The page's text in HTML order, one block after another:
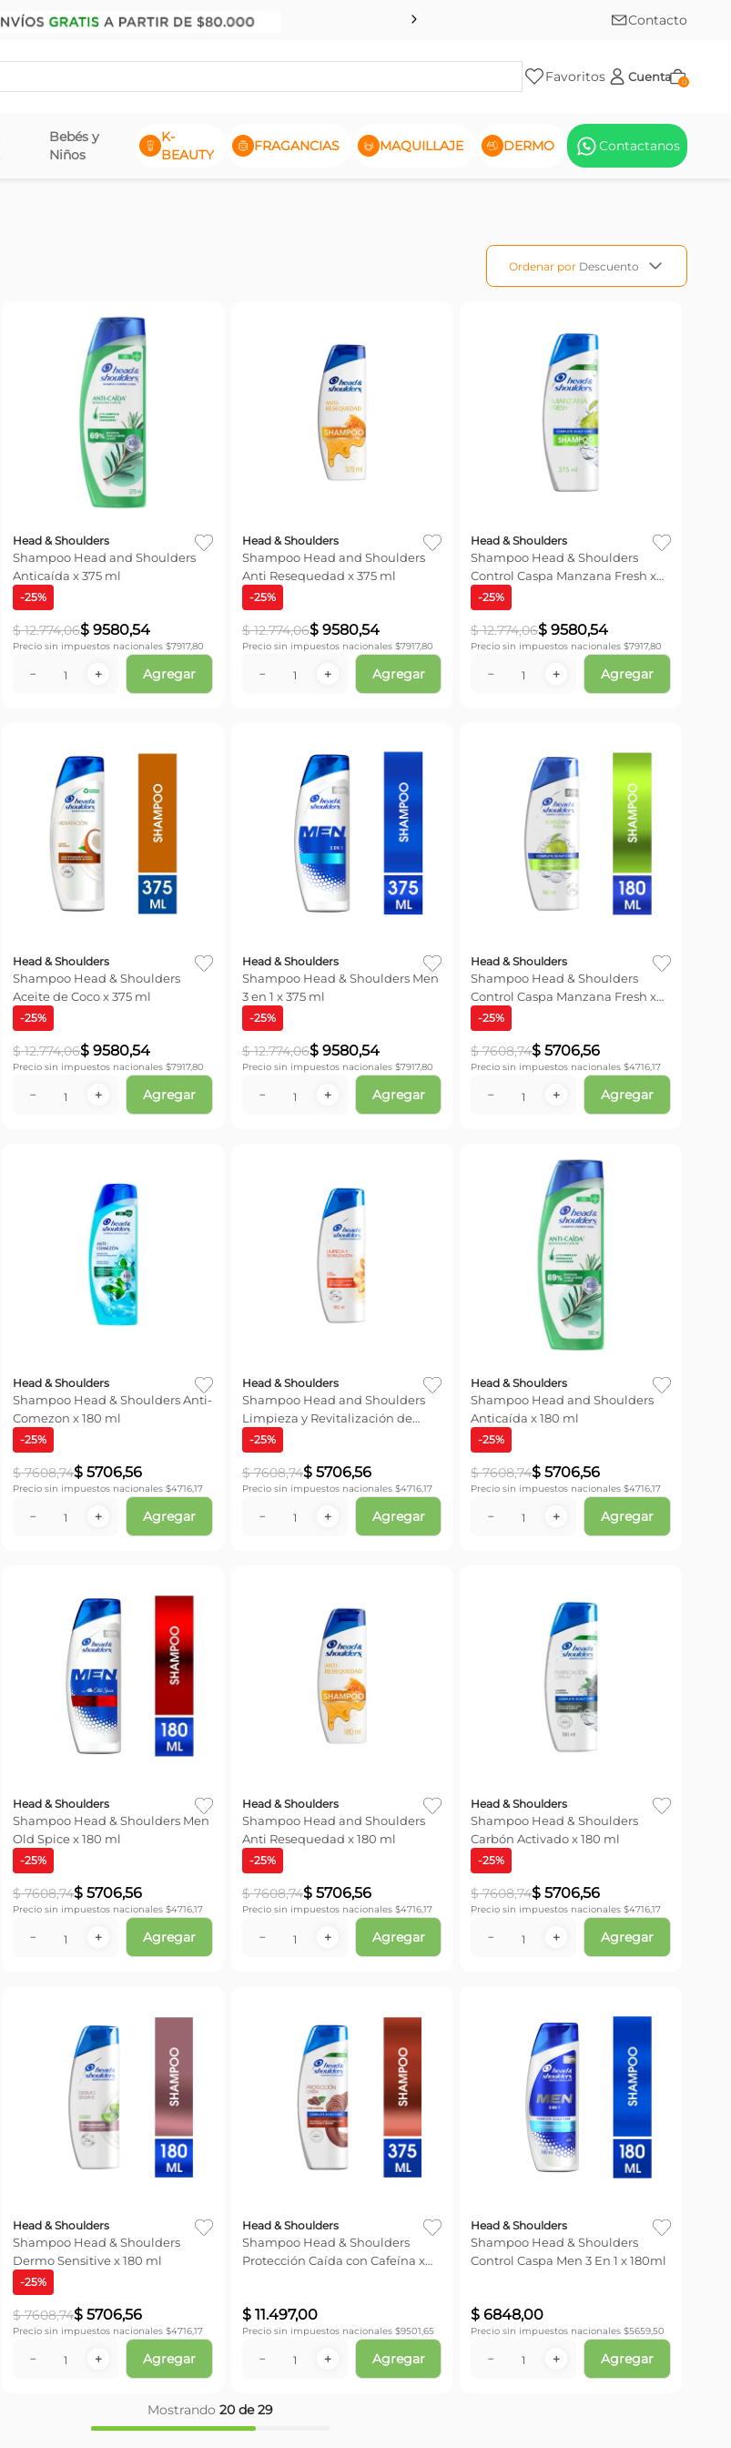
Contacto
Favoritos Cuenta 0
Bebés y
Niños
K-
BEAUTY
FRAGANCIAS MAQUILLAJE DERMO Contactanos
Ordenar por Descuento
Head & Shoulders
Shampoo Head and Shoulders
Anticaída x 375 ml
-25%
$ 12.774,06$ 9580,54
Precio sin impuestos nacionales $7917,80
＋
－ Agregar
Head & Shoulders
Shampoo Head and Shoulders
Anti Resequedad x 375 ml
-25%
$ 12.774,06$ 9580,54
Precio sin impuestos nacionales $7917,80
＋
－ Agregar
Head & Shoulders
Shampoo Head & Shoulders
Control Caspa Manzana Fresh x
375 ml
-25%
$ 12.774,06$ 9580,54
Precio sin impuestos nacionales $7917,80
＋
－ Agregar
Head & Shoulders
Shampoo Head & Shoulders
Aceite de Coco x 375 ml
-25%
$ 12.774,06$ 9580,54
Precio sin impuestos nacionales $7917,80
＋
－ Agregar
Head & Shoulders
Shampoo Head & Shoulders Men
3 en 1 x 375 ml
-25%
$ 12.774,06$ 9580,54
Precio sin impuestos nacionales $7917,80
＋
－ Agregar
Head & Shoulders
Shampoo Head & Shoulders
Control Caspa Manzana Fresh x
180ml
-25%
$ 7608,74$ 5706,56
Precio sin impuestos nacionales $4716,17
＋
－ Agregar
Head & Shoulders
Shampoo Head & Shoulders Anti-
Comezon x 180 ml
-25%
$ 7608,74$ 5706,56
Precio sin impuestos nacionales $4716,17
＋
－ Agregar
Head & Shoulders
Shampoo Head and Shoulders
Limpieza y Revitalización de
Argan x 180 ml
-25%
$ 7608,74$ 5706,56
Precio sin impuestos nacionales $4716,17
＋
－ Agregar
Head & Shoulders
Shampoo Head and Shoulders
Anticaída x 180 ml
-25%
$ 7608,74$ 5706,56
Precio sin impuestos nacionales $4716,17
＋
－ Agregar
Head & Shoulders
Shampoo Head & Shoulders Men
Old Spice x 180 ml
-25%
$ 7608,74$ 5706,56
Precio sin impuestos nacionales $4716,17
＋
－ Agregar
Head & Shoulders
Shampoo Head and Shoulders
Anti Resequedad x 180 ml
-25%
$ 7608,74$ 5706,56
Precio sin impuestos nacionales $4716,17
＋
－ Agregar
Head & Shoulders
Shampoo Head & Shoulders
Carbón Activado x 180 ml
-25%
$ 7608,74$ 5706,56
Precio sin impuestos nacionales $4716,17
＋
－ Agregar
Head & Shoulders
Shampoo Head & Shoulders
Dermo Sensitive x 180 ml
-25%
$ 7608,74$ 5706,56
Precio sin impuestos nacionales $4716,17
＋
－ Agregar
Head & Shoulders
Shampoo Head & Shoulders
Protección Caída con Cafeína x
$ 11.497,00
Precio sin impuestos nacionales $9501,65
＋
－ Agregar
Head & Shoulders
Shampoo Head & Shoulders
Control Caspa Men 3 En 1 x 180ml
$ 6848,00
Precio sin impuestos nacionales $5659,50
＋
－ Agregar
Mostrando 20 de 29